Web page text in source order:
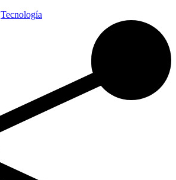
Tecnología